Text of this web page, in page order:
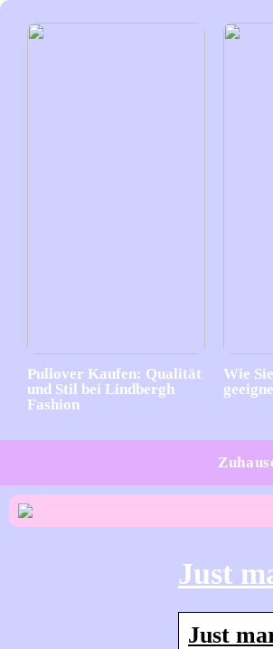
Pullover Kaufen: Qualität
und Stil bei Lindbergh
Fashion
Wie
Just
Just